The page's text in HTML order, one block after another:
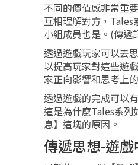
不同的價值感非常重
互相理解對方，Tales
小組成員也是。(傳遞
透過遊戲玩家可以去
以提高玩家對這些遊
家正向影響和思考上
透過遊戲的完成可以
這是為什麼Tales系列
息】這塊的原因。
傳遞思想-遊